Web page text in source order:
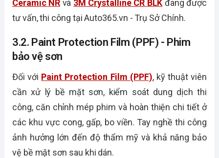
Ceramic NRvà 3M Crystalline CR BLK đang được
tư vấn, thi công tại Auto365.vn - Trụ Sở Chính.
3.2. Paint Protection Film (PPF) - Phim
bảo vệ sơn
Đối với Paint Protection Film (PPF), kỹ thuật viên
cần xử lý bề mặt sơn, kiểm soát dung dịch thi
công, căn chỉnh mép phim và hoàn thiện chi tiết ở
các khu vực cong, gấp, bo viền. Tay nghề thi công
ảnh hưởng lớn đến độ thẩm mỹ và khả năng bảo
vệ bề mặt sơn sau khi dán.